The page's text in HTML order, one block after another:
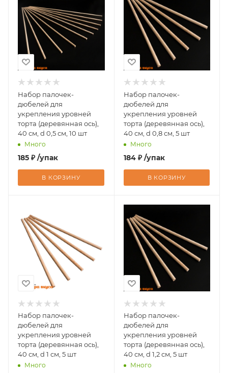
Набор палочек-
дюбелей для
укрепления уровней
торта (деревянная ось),
40 см, d 0,5 см, 10 шт
Много
185 ₽ /упак
В КОРЗИНУ
Набор палочек-
дюбелей для
укрепления уровней
торта (деревянная ось),
40 см, d 0,8 см, 5 шт
Много
184 ₽ /упак
В КОРЗИНУ
Набор палочек-
дюбелей для
укрепления уровней
торта (деревянная ось),
40 см, d 1 см, 5 шт
Много
Набор палочек-
дюбелей для
укрепления уровней
торта (деревянная ось),
40 см, d 1,2 см, 5 шт
Много